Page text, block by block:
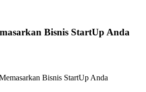
Bisnis StartUp Anda